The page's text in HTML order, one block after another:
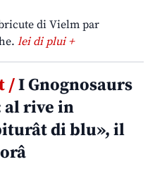
di Vielm par
lei di plui +
/I Gnognosaurs
al rive in
di blu», il